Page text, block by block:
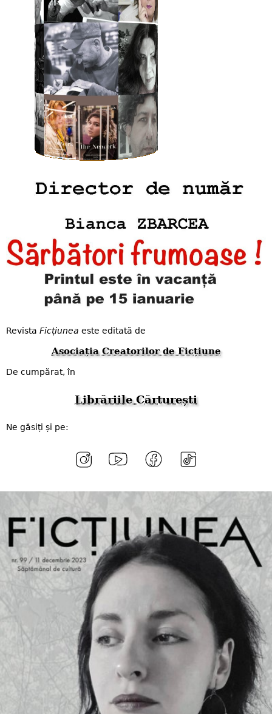
Revista Ficțiunea este editată de
Asociația Creatorilor de Ficțiune
De cumpărat, în
Librăriile Cărturești
Ne găsiți și pe: